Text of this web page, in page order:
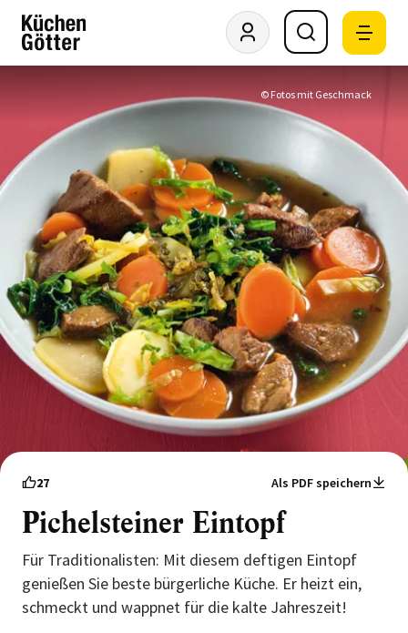
© Fotos mit Geschmack
27 Als PDF speichern
Pichelsteiner Eintopf
Für Traditionalisten: Mit diesem deftigen Eintopf
genießen Sie beste bürgerliche Küche. Er heizt ein,
schmeckt und wappnet für die kalte Jahreszeit!